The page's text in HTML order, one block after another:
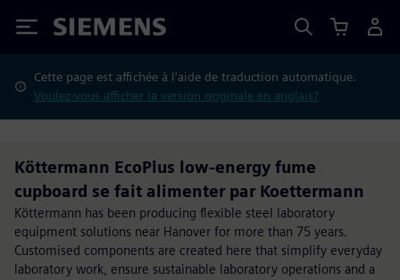
Siemens
Cette page est affichée à l'aide de traduction automatique.
Voulez-vous afficher la version originale en anglais?
Köttermann EcoPlus low-energy fume
cupboard se fait alimenter par Koettermann
Köttermann has been producing flexible steel laboratory
equipment solutions near Hanover for more than 75 years.
Customised components are created here that simplify everyday
laboratory work, ensure sustainable laboratory operations and a